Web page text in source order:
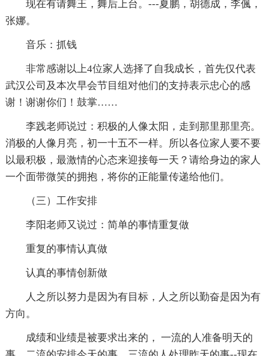
现在有请舞王，舞后上台。---夏鹏，胡德成，李偑，
张娜。
音乐：抓钱
非常感谢以上4位家人选择了自我成长，首先仅代表
武汉公司及本次早会节目组对他们的支持表示忠心的感
谢！谢谢你们！鼓掌……
李践老师说过：积极的人像太阳，走到那里那里亮。
消极的人像月亮，初一十五不一样。所以各位家人要不要
以最积极，最激情的心态来迎接每一天？请给身边的家人
一个面带微笑的拥抱，将你的正能量传递给他们。
（三）工作安排
李阳老师又说过：简单的事情重复做
重复的事情认真做
认真的事情创新做
人之所以努力是因为有目标，人之所以勤奋是因为有
方向。
成绩和业绩是被要求出来的， 一流的人准备明天的